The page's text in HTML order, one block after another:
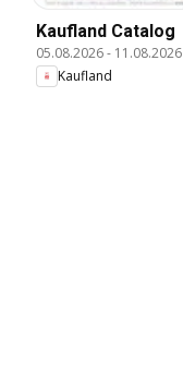
Kaufland Catalog
05.08.2026- 11.08.2026
Kaufland